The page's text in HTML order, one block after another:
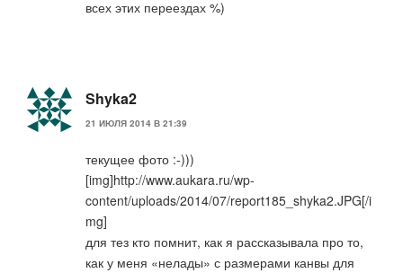
всех этих переездах %)
Shyka2
21 ИЮЛЯ 2014 В 21:39
текущее фото :-)))
[img]http://www.aukara.ru/wp-
content/uploads/2014/07/report185_shyka2.JPG[/i
mg]
для тез кто помнит, как я рассказывала про то,
как у меня «нелады» с размерами канвы для